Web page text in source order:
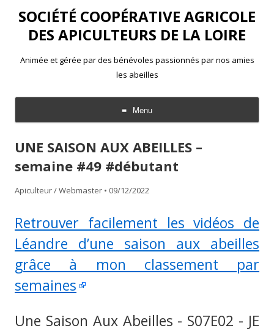
SOCIÉTÉ COOPÉRATIVE AGRICOLE
DES APICULTEURS DE LA LOIRE
Animée et gérée par des bénévoles passionnés par nos amies
les abeilles
Menu
Aller
contenu
UNE SAISON AUX ABEILLES –
semaine #49 #débutant
Apiculteur / Webmaster • 09/12/2022
Retrouver facilement les vidéos de
Léandre d’une saison aux abeilles
grâce à mon classement par
semaines
Une Saison Aux Abeilles - S07E02 - JE